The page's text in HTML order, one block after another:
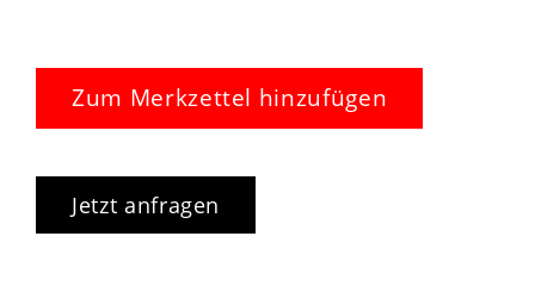
Zum Merkzettel hinzufügen
Jetzt anfragen